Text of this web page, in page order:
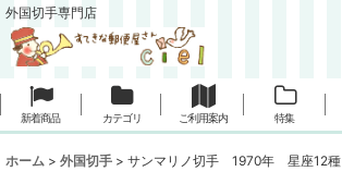
外国切手専門店
新着商品 カテゴリ ご利用案内 特集
ホーム > 外国切手 > サンマリノ切手 1970年 星座12種